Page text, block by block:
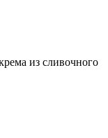
из сливочного